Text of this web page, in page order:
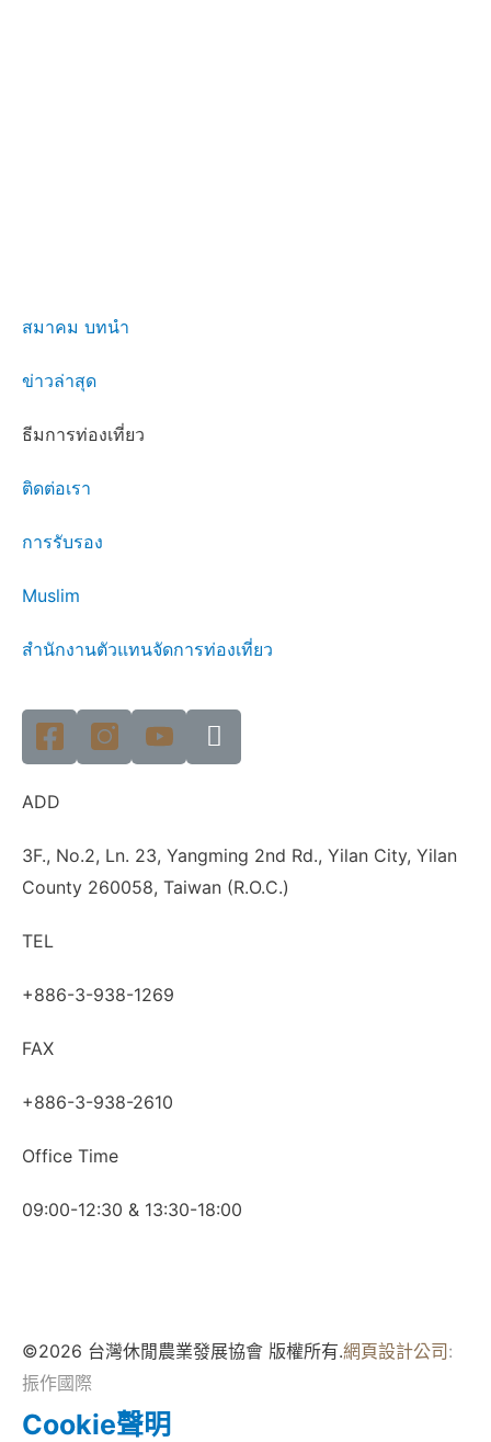
สมาคม บทนำ
ข่าวล่าสุด
ธีมการท่องเที่ยว
ติดต่อเรา
การรับรอง
Muslim
สำนักงานตัวแทนจัดการท่องเที่ยว
ADD
3F., No.2, Ln. 23, Yangming 2nd Rd., Yilan City, Yilan
County 260058, Taiwan (R.O.C.)
TEL
+886-3-938-1269
FAX
+886-3-938-2610
Office Time
09:00-12:30 & 13:30-18:00
©2026 台灣休閒農業發展協會 版權所有.網頁設計公司:
振作國際
Cookie聲明